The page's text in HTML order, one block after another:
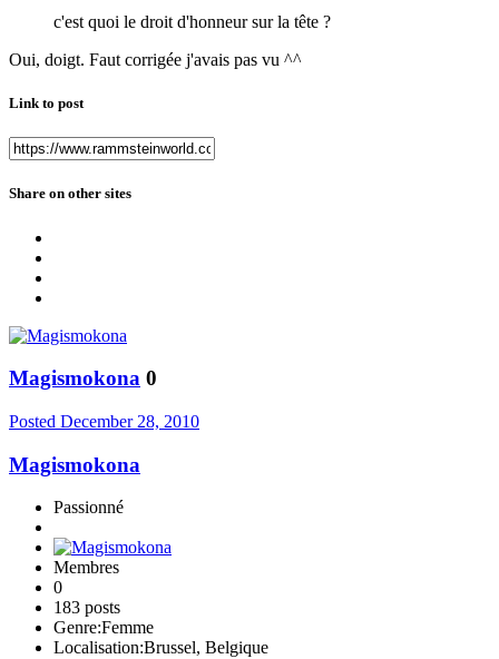
c'est quoi le droit d'honneur sur la tête ?
Oui, doigt. Faut corrigée j'avais pas vu ^^
Link to post
Share on other sites
Magismokona 0
Posted December 28, 2010
Magismokona
Passionné
Membres
0
183 posts
Genre:Femme
Localisation:Brussel, Belgique